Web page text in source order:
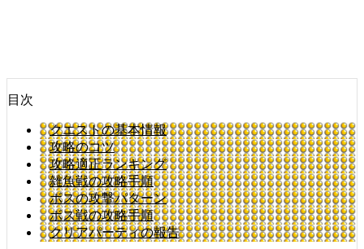
目次
クエストの基本情報
攻略のコツ
攻略適正ランキング
雑魚戦の攻略手順
ボスの攻撃パターン
ボス戦の攻略手順
クリアパーティの報告